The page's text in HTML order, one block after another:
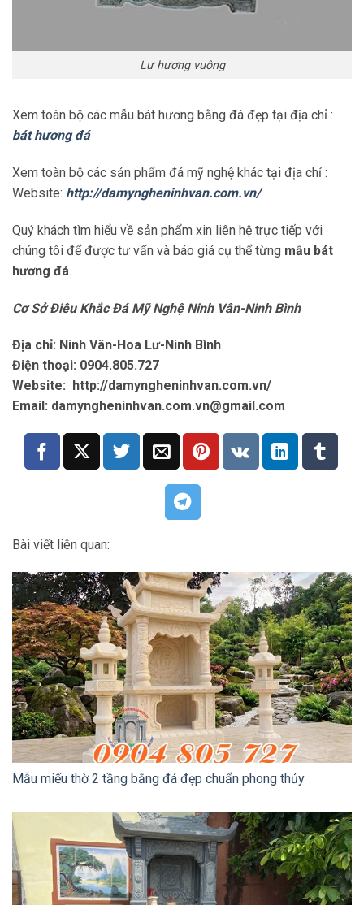
Lư hương vuông
Xem toàn bộ các mẫu bát hương bằng đá đẹp tại địa chỉ :
bát hương đá
Xem toàn bộ các sản phẩm đá mỹ nghệ khác tại địa chỉ :
Website: http://damyngheninhvan.com.vn/
Quý khách tìm hiểu về sản phẩm xin liên hệ trực tiếp với
chúng tôi để được tư vấn và báo giá cụ thể từng mẫu bát
hương đá.
Cơ Sở Điêu Khắc Đá Mỹ Nghệ Ninh Vân-Ninh Bình
Địa chỉ: Ninh Vân-Hoa Lư-Ninh Bình
Điện thoại: 0904.805.727
Website: http://damyngheninhvan.com.vn/
Email: damyngheninhvan.com.vn@gmail.com
Bài viết liên quan:
Mẫu miếu thờ 2 tầng bằng đá đẹp chuẩn phong thủy